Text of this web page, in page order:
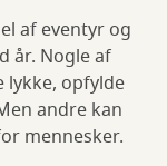
af eventyr og
år. Nogle af
lykke, opfylde
andre kan
mennesker.